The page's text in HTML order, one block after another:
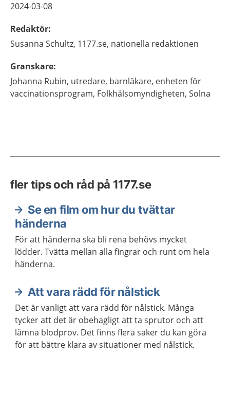
2024-03-08
Redaktör:
Susanna Schultz, 1177.se, nationella redaktionen
Granskare:
Johanna Rubin, utredare, barnläkare, enheten för
vaccinationsprogram, Folkhälsomyndigheten, Solna
fler tips och råd på 1177.se
Se en film om hur du tvättar
händerna
För att händerna ska bli rena behövs mycket
lödder. Tvätta mellan alla fingrar och runt om hela
händerna.
Att vara rädd för nålstick
Det är vanligt att vara rädd för nålstick. Många
tycker att det är obehagligt att ta sprutor och att
lämna blodprov. Det finns flera saker du kan göra
för att bättre klara av situationer med nålstick.